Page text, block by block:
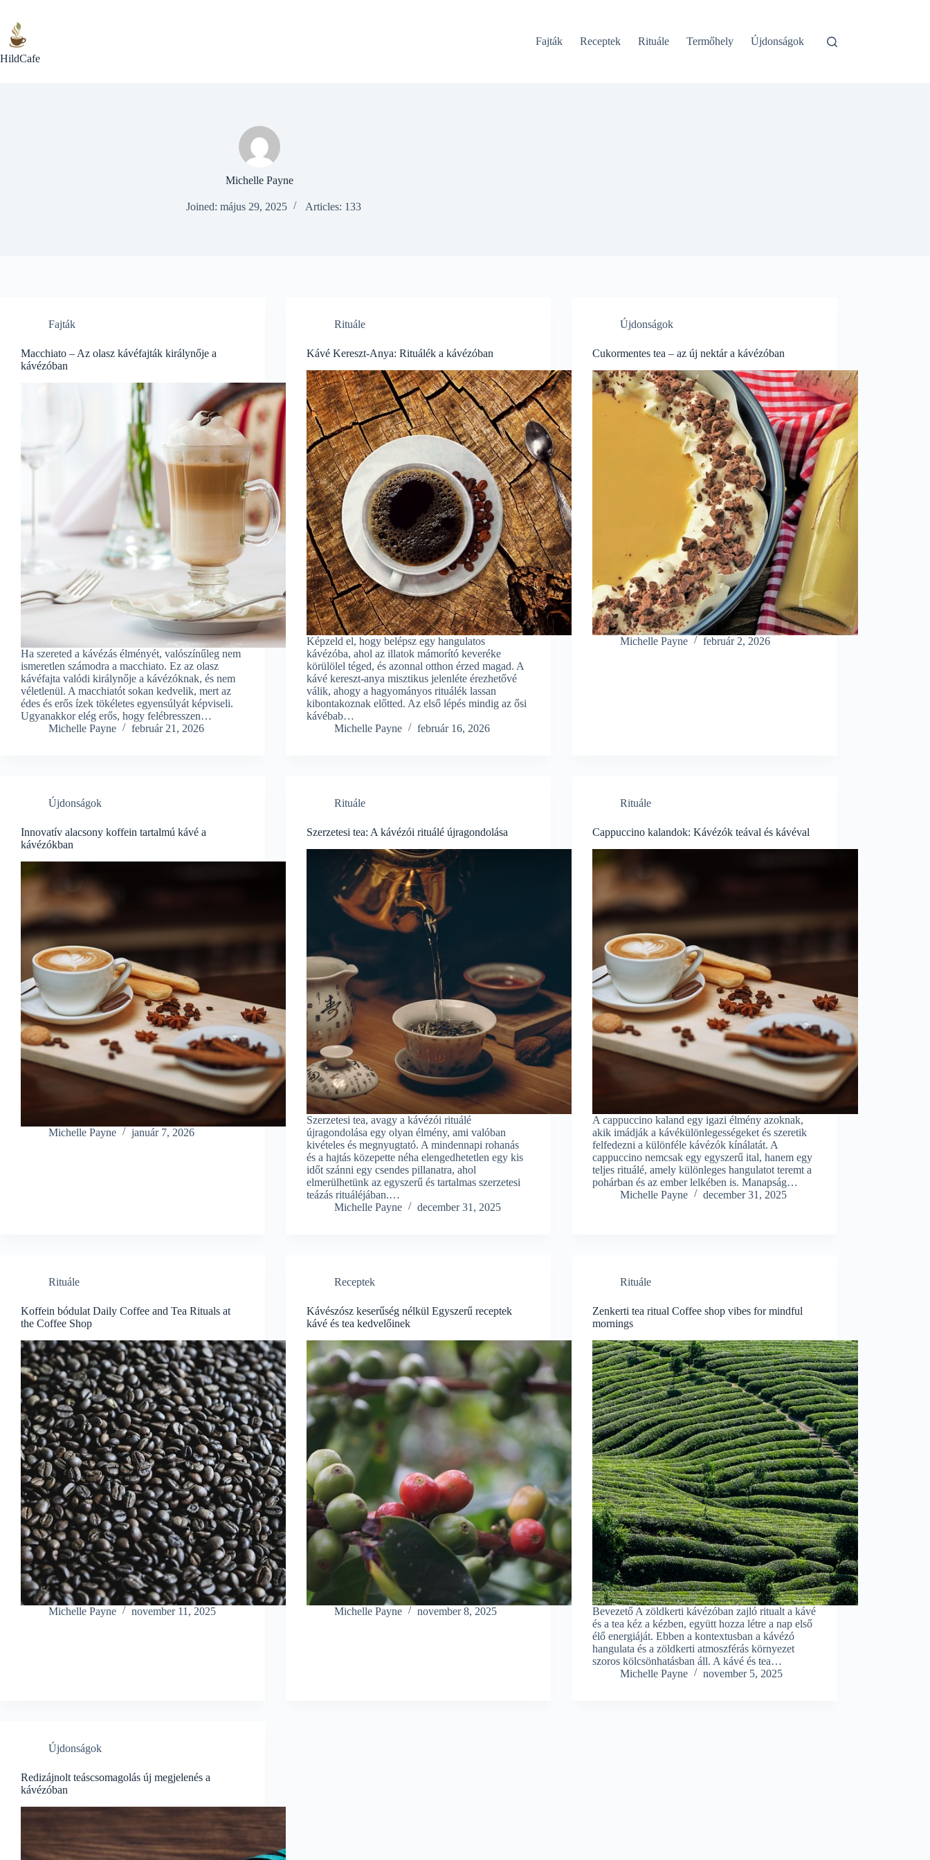
content
HildCafe
Fajták Receptek Rituále Termőhely Újdonságok
Michelle Payne
Joined: május 29, 2025 Articles: 133
Fajták
Macchiato – Az olasz kávéfajták királynője a
kávézóban
Ha szereted a kávézás élményét, valószínűleg nem
ismeretlen számodra a macchiato. Ez az olasz
kávéfajta valódi királynője a kávézóknak, és nem
véletlenül. A macchiatót sokan kedvelik, mert az
édes és erős ízek tökéletes egyensúlyát képviseli.
Ugyanakkor elég erős, hogy felébresszen…
Michelle Payne
február 21, 2026
Rituále
Kávé Kereszt-Anya: Rituálék a kávézóban
Képzeld el, hogy belépsz egy hangulatos
kávézóba, ahol az illatok mámorító keveréke
körülölel téged, és azonnal otthon érzed magad. A
kávé kereszt-anya misztikus jelenléte érezhetővé
válik, ahogy a hagyományos rituálék lassan
kibontakoznak előtted. Az első lépés mindig az ősi
kávébab…
Michelle Payne
február 16, 2026
Újdonságok
Cukormentes tea – az új nektár a kávézóban
Michelle Payne február 2, 2026
Újdonságok
Innovatív alacsony koffein tartalmú kávé a
kávézókban
Michelle Payne január 7, 2026
Rituále
Szerzetesi tea: A kávézói rituálé újragondolása
Szerzetesi tea, avagy a kávézói rituálé
újragondolása egy olyan élmény, ami valóban
kivételes és megnyugtató. A mindennapi rohanás
és a hajtás közepette néha elengedhetetlen egy kis
időt szánni egy csendes pillanatra, ahol
elmerülhetünk az egyszerű és tartalmas szerzetesi
teázás rituáléjában.…
Michelle Payne
december 31, 2025
Rituále
Cappuccino kalandok: Kávézók teával és kávéval
A cappuccino kaland egy igazi élmény azoknak,
akik imádják a kávékülönlegességeket és szeretik
felfedezni a különféle kávézók kínálatát. A
cappuccino nemcsak egy egyszerű ital, hanem egy
teljes rituálé, amely különleges hangulatot teremt a
pohárban és az ember lelkében is. Manapság…
Michelle Payne
december 31, 2025
Rituále
Koffein bódulat Daily Coffee and Tea Rituals at
the Coffee Shop
Michelle Payne november 11, 2025
Receptek
Kávészósz keserűség nélkül Egyszerű receptek
kávé és tea kedvelőinek
Michelle Payne november 8, 2025
Rituále
Zenkerti tea ritual Coffee shop vibes for mindful
mornings
Bevezető A zöldkerti kávézóban zajló ritualt a kávé
és a tea kéz a kézben, együtt hozza létre a nap első
élő energiáját. Ebben a kontextusban a kávézó
hangulata és a zöldkerti atmoszférás környezet
szoros kölcsönhatásban áll. A kávé és tea…
Michelle Payne
november 5, 2025
Újdonságok
Redizájnolt teáscsomagolás új megjelenés a
kávézóban